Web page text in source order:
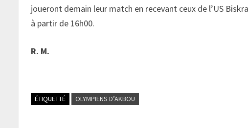
joueront demain leur match en recevant ceux de l’US
à partir de 16h00.
R. M.
ÉTIQUETTÉ OLYMPIENS D’AKBOU